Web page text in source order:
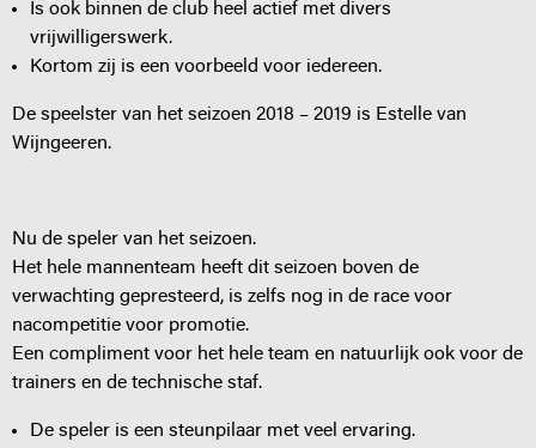
Is ook binnen de club heel actief met divers
vrijwilligerswerk.
Kortom zij is een voorbeeld voor iedereen.
De speelster van het seizoen 2018 – 2019 is Estelle van
Wijngeeren.
Nu de speler van het seizoen.
Het hele mannenteam heeft dit seizoen boven de
verwachting gepresteerd, is zelfs nog in de race voor
nacompetitie voor promotie.
Een compliment voor het hele team en natuurlijk ook voor de
trainers en de technische staf.
De speler is een steunpilaar met veel ervaring.